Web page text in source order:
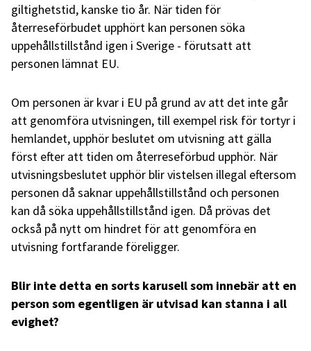
giltighetstid, kanske tio år. När tiden för
återreseförbudet upphört kan personen söka
uppehållstillstånd igen i Sverige - förutsatt att
personen lämnat EU.
Om personen är kvar i EU på grund av att det inte går
att genomföra utvisningen, till exempel risk för tortyr i
hemlandet, upphör beslutet om utvisning att gälla
först efter att tiden om återreseförbud upphör. När
utvisningsbeslutet upphör blir vistelsen illegal eftersom
personen då saknar uppehållstillstånd och personen
kan då söka uppehållstillstånd igen. Då prövas det
också på nytt om hindret för att genomföra en
utvisning fortfarande föreligger.
Blir inte detta en sorts karusell som innebär att en
person som egentligen är utvisad kan stanna i all
evighet?